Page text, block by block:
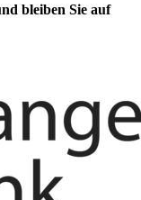
bleiben Sie auf